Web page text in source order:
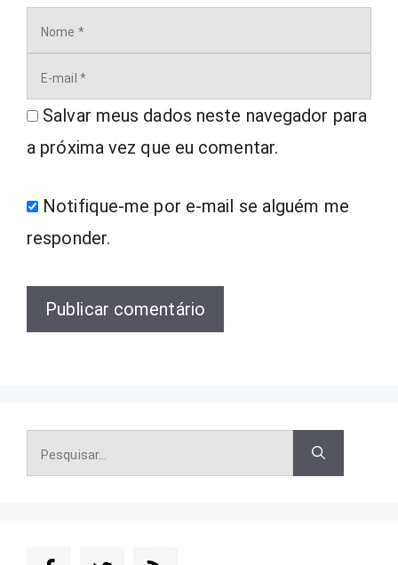
Nome
E-
mail
Salvar meus dados neste navegador para
a próxima vez que eu comentar.
Notifique-me por e-mail se alguém me
responder.
Pesquisar
por: